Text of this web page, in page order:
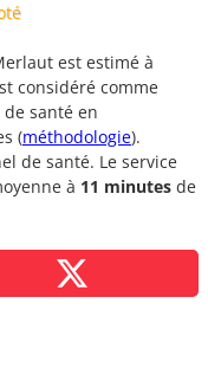
est estimé à
considéré comme
santé en
(méthodologie).
de santé. Le service
à 11 minutes de